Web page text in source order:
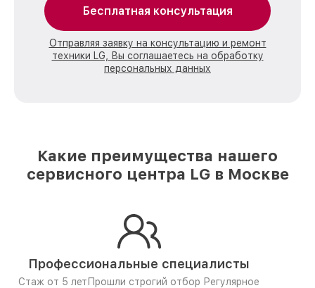
Бесплатная консультация
Отправляя заявку на консультацию и ремонт
техники LG, Вы соглашаетесь на обработку
персональных данных
Какие преимущества нашего
сервисного центра LG в Москве
Профессиональные специалисты
Стаж от 5 лет Прошли строгий отбор Регулярное